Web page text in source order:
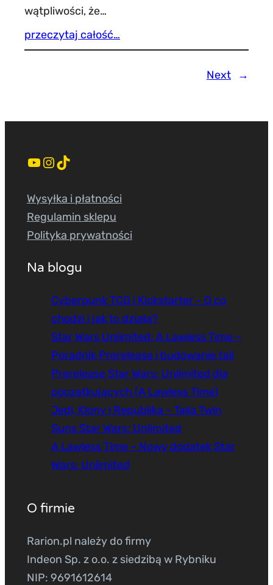
wątpliwości, że…
przeczytaj całość…
Next →
YouTube InstagramTikTok
Wysyłka i płatności
Regulamin sklepu
Polityka prywatności
Na blogu
Cyberpunk TCG i Kickstarter – O co
chodzi i jak to działa?
Star Wars Unlimited: A Lawless Time –
Poradnik Prerelease i budowanie tali
Prerelease Star Wars: Unlimited dla
początkujących (A Lawless Time)
Jedi, Klony i Republika – Talia Twin
Suns Star Wars: Unlimited
A Lawless Time – Nowy dodatek Star
Wars: Unlimited
O firmie
Rarion.pl należy do firmy
Indeon Sp. z o.o. z siedzibą w Rybniku
NIP: 9691612614